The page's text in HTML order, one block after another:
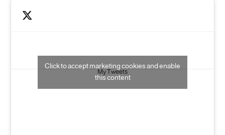
My Tweets
Click to accept marketing cookies and enable
this content